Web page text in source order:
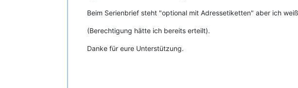
Beim Serienbrief steht "optional mit Adressetiketten" aber ich
(Berechtigung hätte ich bereits erteilt).
Danke für eure Unterstützung.